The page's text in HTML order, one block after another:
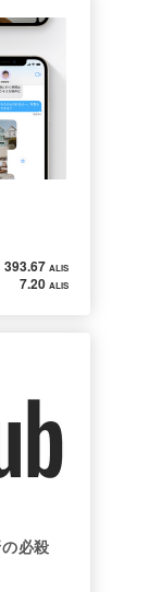
393.67 ALIS
7.20 ALIS
必殺